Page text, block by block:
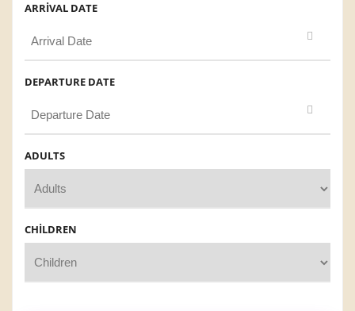
ARRIVAL DATE
DEPARTURE DATE
ADULTS
CHILDREN